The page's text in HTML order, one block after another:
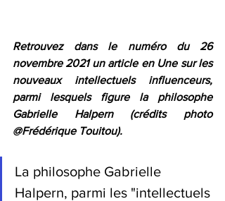
Retrouvez dans le numéro du 26
novembre 2021 un article en Une sur les
nouveaux intellectuels influenceurs,
parmi lesquels figure la philosophe
Gabrielle Halpern (crédits photo
@Frédérique Touitou).
La philosophe Gabrielle
Halpern, parmi les "intellectuels